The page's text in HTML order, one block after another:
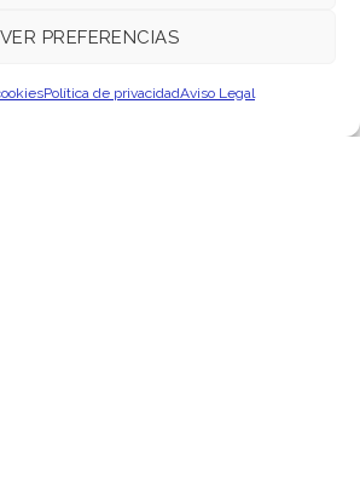
VER PREFERENCIAS
Política de privacidadAviso Legal